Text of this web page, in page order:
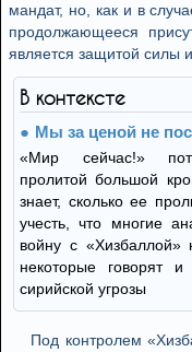
мандат, но, как и в
продолжающееся
является защитой силы
В контексте
Мы за ценой не
«Мир сейчас!»
пролитой большой
знает, сколько ее
учесть, что многие
войну с «Хизбаллой»
некоторые говорят
сирийской угрозы
Под контролем